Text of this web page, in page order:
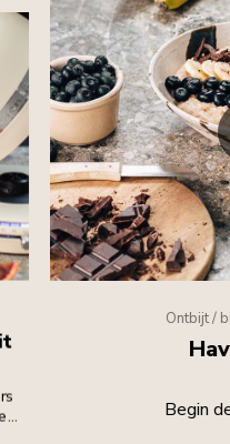
Ontbijt /
Begin